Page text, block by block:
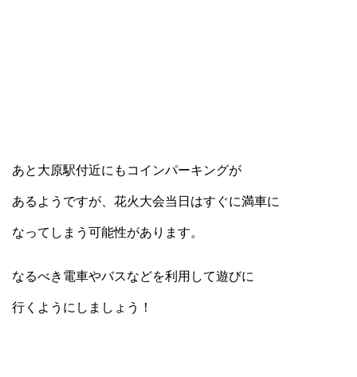
あと大原駅付近にもコインパーキングが
あるようですが、花火大会当日はすぐに満車に
なってしまう可能性があります。
なるべき電車やバスなどを利用して遊びに
行くようにしましょう！